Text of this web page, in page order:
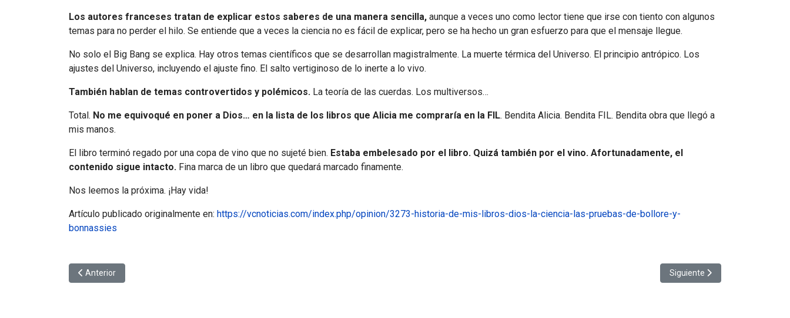
Los autores franceses tratan de explicar estos saberes de una manera sencilla, aunque a veces uno como lector tiene que irse con tiento con algunos
temas para no perder el hilo. Se entiende que a veces la ciencia no es fácil de explicar, pero se ha hecho un gran esfuerzo para que el mensaje llegue.
No solo el Big Bang se explica. Hay otros temas científicos que se desarrollan magistralmente. La muerte térmica del Universo. El principio antrópico. Los
ajustes del Universo, incluyendo el ajuste fino. El salto vertiginoso de lo inerte a lo vivo.
También hablan de temas controvertidos y polémicos. La teoría de las cuerdas. Los multiversos…
Total. No me equivoqué en poner a Dios… en la lista de los libros que Alicia me compraría en la FIL. Bendita Alicia. Bendita FIL. Bendita obra que llegó a
mis manos.
El libro terminó regado por una copa de vino que no sujeté bien. Estaba embelesado por el libro. Quizá también por el vino. Afortunadamente, el
contenido sigue intacto. Fina marca de un libro que quedará marcado finamente.
Nos leemos la próxima. ¡Hay vida!
Artículo publicado originalmente en: https://vcnoticias.com/index.php/opinion/3273-historia-de-mis-libros-dios-la-ciencia-las-pruebas-de-bollore-y-
bonnassies
Artículo anterior: La muerte térmica del universo: una mirada a su futuro más lejano
Anterior Artículo siguiente: Un diálogo
Siguiente